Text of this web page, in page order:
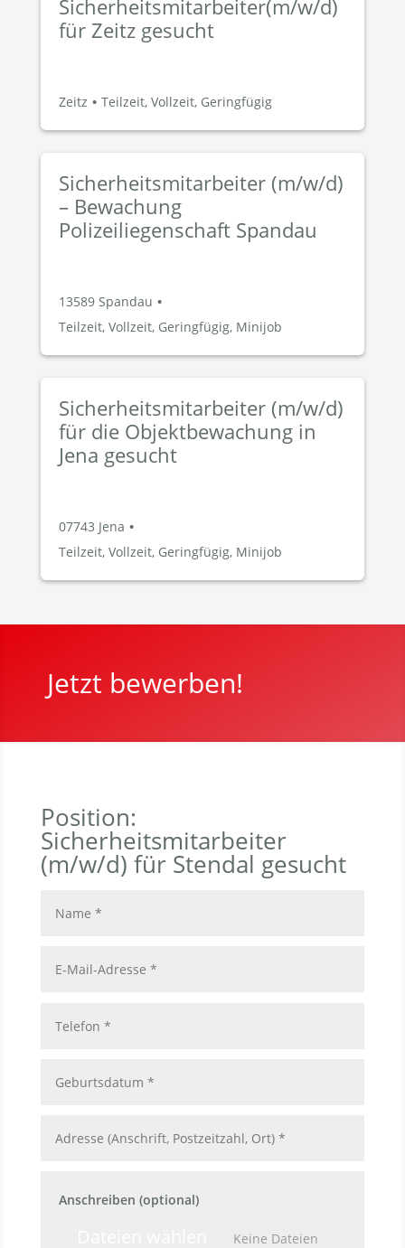
Sicherheitsmitarbeiter(m/w/d)
für Zeitz gesucht
Zeitz • Teilzeit, Vollzeit, Geringfügig
Sicherheitsmitarbeiter (m/w/d)
– Bewachung
Polizeiliegenschaft Spandau
13589 Spandau •
Teilzeit, Vollzeit, Geringfügig, Minijob
Sicherheitsmitarbeiter (m/w/d)
für die Objektbewachung in
Jena gesucht
07743 Jena •
Teilzeit, Vollzeit, Geringfügig, Minijob
Jetzt bewerben!
Position:
Sicherheitsmitarbeiter
(m/w/d) für Stendal gesucht
Anschreiben (optional)
Keine Dateien